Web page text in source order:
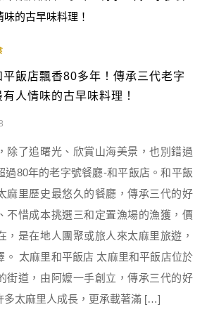
平飯店飄香80多年！傳承三代老字
人情味的古早味料理！
除了追曙光、欣賞山海美景，也別錯過
過80年的老字號餐廳-和平飯店。和平飯
麻里歷史最悠久的餐廳，傳承三代的好
不惜成本挑選三和定置漁場的漁獲，價
，是在地人團聚或旅人來太麻里旅遊，
。 太麻里和平飯店 太麻里和平飯店位於
街道，由阿嬤一手創立，傳承三代的好
多太麻里人成長，更承載著滿 […]